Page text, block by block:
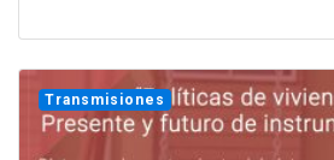
Transmisiones